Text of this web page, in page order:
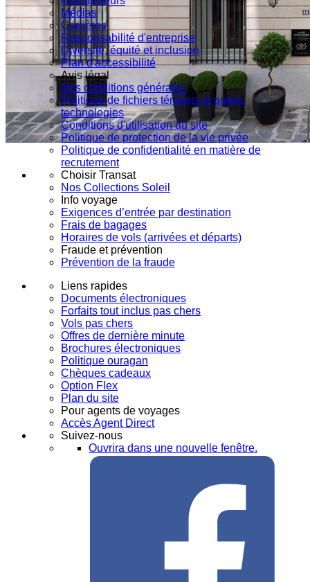
Médias
Carrières
Responsabilité d'entreprise
Diversité, équité et inclusion
Plan d'accessibilité
Avis légal
Nos conditions générales
Politique de fichiers témoins et autres
technologies
Conditions d'utilisation du site
Politique de protection de la vie privée
Politique de confidentialité en matière de
recrutement
Choisir Transat
Nos Collections Soleil
Info voyage
Exigences d’entrée par destination
Frais de bagages
Horaires de vols (arrivées et départs)
Fraude et prévention
Prévention de la fraude
Liens rapides
Documents électroniques
Forfaits tout inclus pas chers
Vols pas chers
Offres de dernière minute
Brochures électroniques
Politique ouragan
Chèques cadeaux
Option Flex
Plan du site
Pour agents de voyages
Accès Agent Direct
Suivez-nous
Ouvrira dans une nouvelle fenêtre.